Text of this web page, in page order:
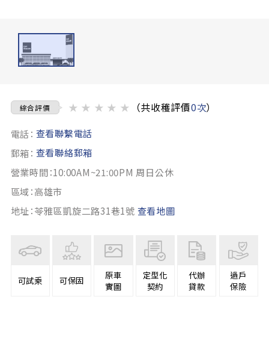
綜合評價 ★ ★ ★ ★ ★ （共收穫評價0次）
電話： 查看聯繫電話
郵箱： 查看聯絡郵箱
營業時間：10:00AM~21:00PM 周日公休
區域：高雄市
地址：苓雅區凱旋二路31巷1號 查看地圖
可試乘 可保固
原車
實圖
定型化
契約
代辦
貸款
過戶
保險